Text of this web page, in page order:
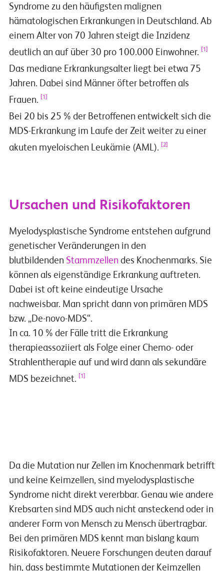
Video
Syndrome zu den häufigsten malignen
hämatologischen Erkrankungen in Deutschland. Ab
einem Alter von 70 Jahren steigt die Inzidenz
deutlich an auf über 30 pro 100.000 Einwohner.
[1]
Das mediane Erkrankungsalter liegt bei etwa 75
Jahren. Dabei sind Männer öfter betroffen als
Frauen.
[1]
Bei 20 bis 25 % der Betroffenen entwickelt sich die
MDS-Erkrankung im Laufe der Zeit weiter zu einer
akuten myeloischen Leukämie (AML).
[2]
Ursachen und Risikofaktoren
Myelodysplastische Syndrome entstehen aufgrund
genetischer Veränderungen in den
blutbildenden Stammzellen des Knochenmarks. Sie
können als eigenständige Erkrankung auftreten.
Dabei ist oft keine eindeutige Ursache
nachweisbar. Man spricht dann von primären MDS
bzw. „De-novo-MDS“.
In ca. 10 % der Fälle tritt die Erkrankung
therapieassoziiert als Folge einer Chemo- oder
Strahlentherapie auf und wird dann als sekundäre
MDS bezeichnet.
[1]
Video
Da die Mutation nur Zellen im Knochenmark betrifft
und keine Keimzellen, sind myelodysplastische
Syndrome nicht direkt vererbbar. Genau wie andere
Krebsarten sind MDS auch nicht ansteckend oder in
anderer Form von Mensch zu Mensch übertragbar.
Bei den primären MDS kennt man bislang kaum
Risikofaktoren. Neuere Forschungen deuten darauf
hin, dass bestimmte Mutationen der Keimzellen